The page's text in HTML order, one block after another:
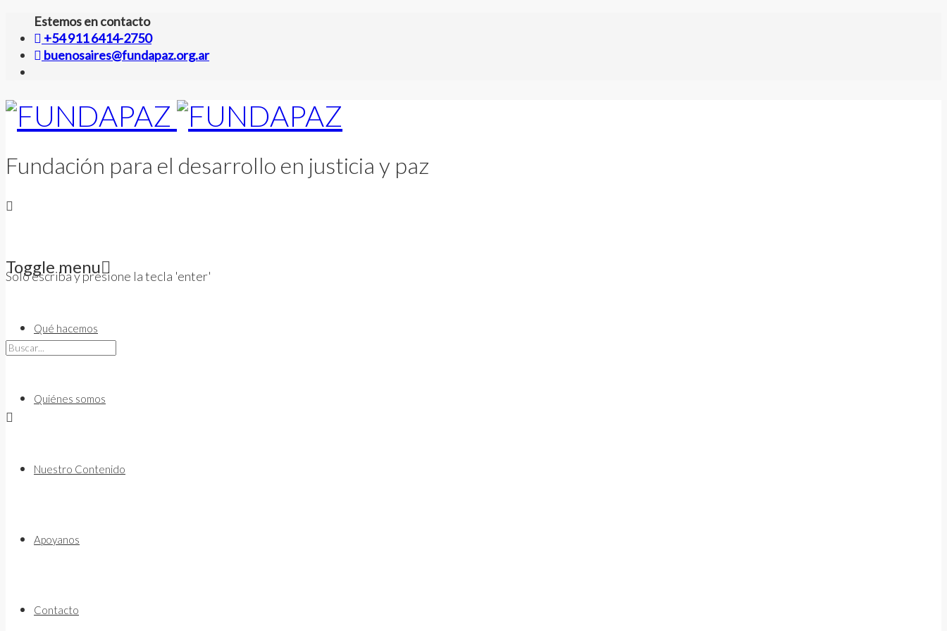
Estemos en contacto
+54 911 6414-2750
buenosaires@fundapaz.org.ar
Fundación para el desarrollo en justicia y paz
Solo escriba y presione la tecla 'enter'
Toggle menu
contentQué hacemos
Quiénes somos
Nuestro Contenido
Apoyanos
Contacto